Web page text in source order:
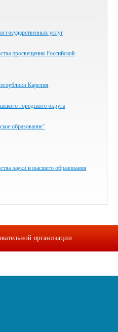
государственных услуг
просвещения Российской
Карелия
городского округа
образование"
науки и высшего образования
организации